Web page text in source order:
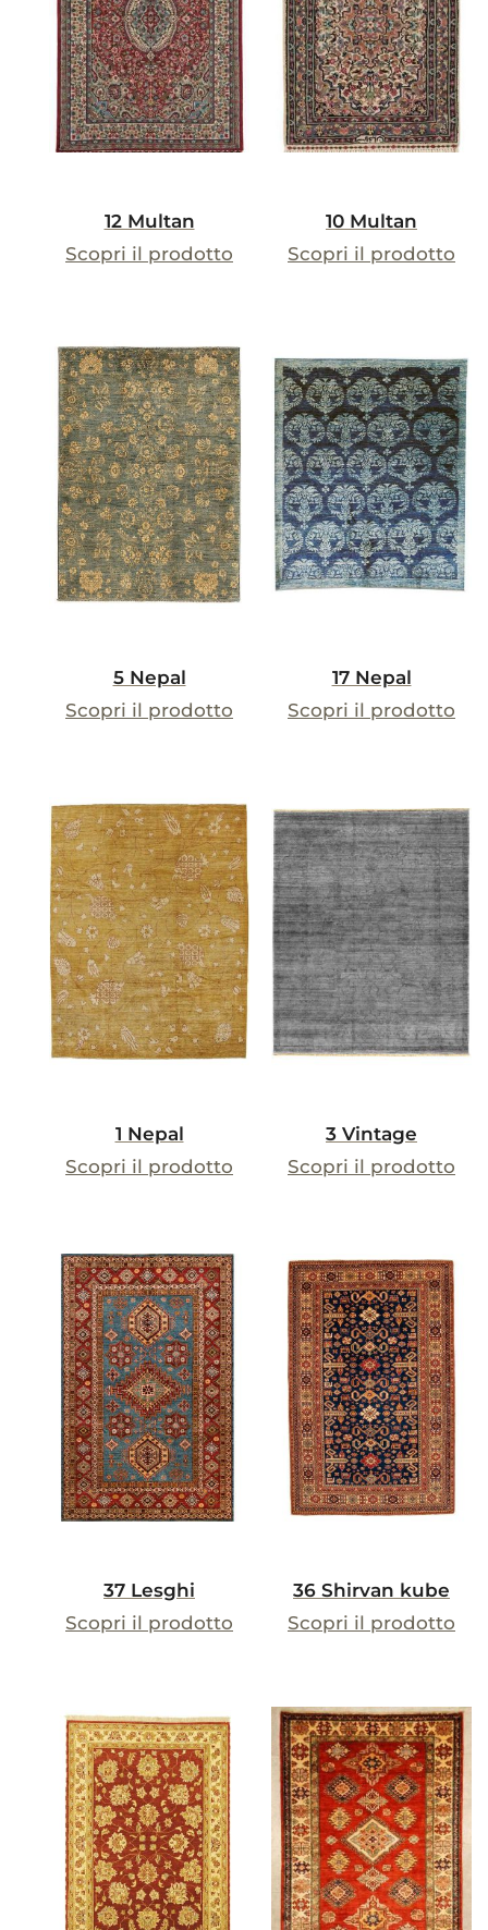
12 Multan
Scopri il prodotto
10 Multan
Scopri il prodotto
5 Nepal
Scopri il prodotto
17 Nepal
Scopri il prodotto
1 Nepal
Scopri il prodotto
3 Vintage
Scopri il prodotto
37 Lesghi
Scopri il prodotto
36 Shirvan kube
Scopri il prodotto